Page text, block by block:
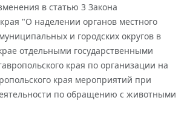
в статью 3 Закона
"О наделении органов местного
и городских округов в
отдельными государственными
края по организации на
края мероприятий при
по обращению с животными